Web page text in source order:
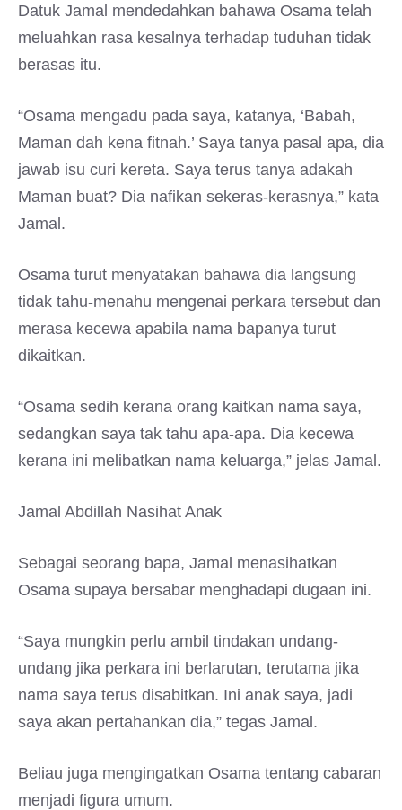
Datuk Jamal mendedahkan bahawa Osama telah
meluahkan rasa kesalnya terhadap tuduhan tidak
berasas itu.
“Osama mengadu pada saya, katanya, ‘Babah,
Maman dah kena fitnah.’ Saya tanya pasal apa, dia
jawab isu curi kereta. Saya terus tanya adakah
Maman buat? Dia nafikan sekeras-kerasnya,” kata
Jamal.
Osama turut menyatakan bahawa dia langsung
tidak tahu-menahu mengenai perkara tersebut dan
merasa kecewa apabila nama bapanya turut
dikaitkan.
“Osama sedih kerana orang kaitkan nama saya,
sedangkan saya tak tahu apa-apa. Dia kecewa
kerana ini melibatkan nama keluarga,” jelas Jamal.
Jamal Abdillah Nasihat Anak
Sebagai seorang bapa, Jamal menasihatkan
Osama supaya bersabar menghadapi dugaan ini.
“Saya mungkin perlu ambil tindakan undang-
undang jika perkara ini berlarutan, terutama jika
nama saya terus disabitkan. Ini anak saya, jadi
saya akan pertahankan dia,” tegas Jamal.
Beliau juga mengingatkan Osama tentang cabaran
menjadi figura umum.